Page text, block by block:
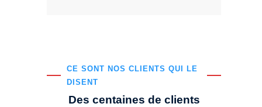
CE SONT NOS CLIENTS QUI LE
DISENT
Des centaines de clients